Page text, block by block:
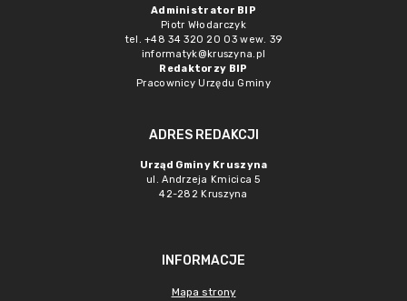
Administrator BIP
Piotr Włodarczyk
tel. +48 34 320 20 03 wew. 39
informatyk@kruszyna.pl
Redaktorzy BIP
Pracownicy Urzędu Gminy
ADRES REDAKCJI
Urząd Gminy Kruszyna
ul. Andrzeja Kmicica 5
42-282 Kruszyna
INFORMACJE
Mapa strony